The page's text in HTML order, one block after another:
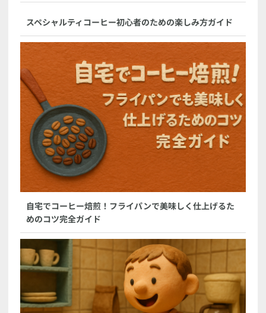
スペシャルティコーヒー初心者のための楽しみ方ガイド
自宅でコーヒー焙煎！フライパンで美味しく仕上げるた
めのコツ完全ガイド